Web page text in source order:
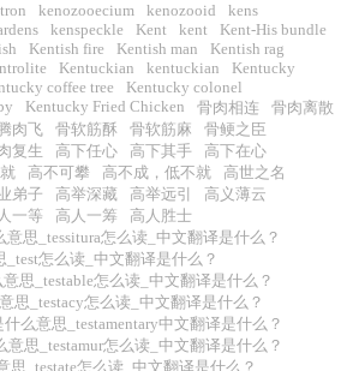
kenozooecium kenozooid
kens
kenspeckle Kent kent
Kent-His bundle
Kentish fire Kentish man
Kentish rag
Kentuckian kentuckian
Kentucky
coffee tree
Kentucky colonel
Kentucky Fried Chicken 骨肉相连
骨肉离散
肉飞 骨软筋酥 骨软筋麻
骨鲠之臣
复生 高下任心 高下其手
高下在心
高不可攀 高不成，低不就
高世之名
弟子 高举深藏 高举远引
高义薄云
一等 高人一筹
高人胜士
意思_tessitura怎么读_中文翻译是什么？
_test怎么读_中文翻译是什么？
思_testable怎么读_中文翻译是什么？
思_testacy怎么读_中文翻译是什么？
什么意思_testamentary中文翻译是什么？
意思_testamur怎么读_中文翻译是什么？
思_testate怎么读_中文翻译是什么？